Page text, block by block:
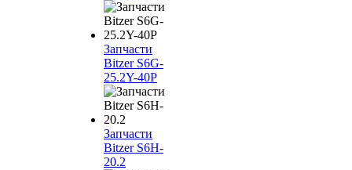
Запчасти
Bitzer S6G-
25.2Y-40P
Запчасти
Bitzer S6H-
20.2